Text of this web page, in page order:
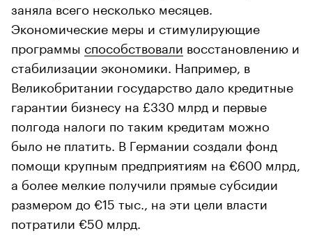
заняла всего несколько месяцев.
Экономические меры и стимулирующие
программы способствовали восстановлению и
стабилизации экономики. Например, в
Великобритании государство дало кредитные
гарантии бизнесу на £330 млрд и первые
полгода налоги по таким кредитам можно
было не платить. В Германии создали фонд
помощи крупным предприятиям на €600 млрд,
а более мелкие получили прямые субсидии
размером до €15 тыс., на эти цели власти
потратили €50 млрд.